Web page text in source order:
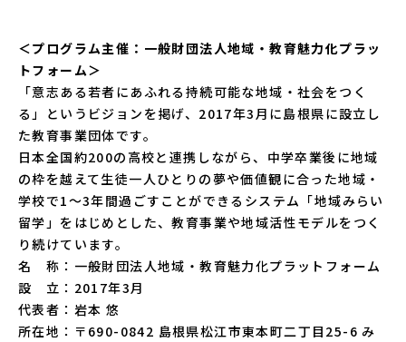
＜プログラム主催：一般財団法人地域・教育魅力化プラッ
トフォーム＞
「意志ある若者にあふれる持続可能な地域・社会をつく
る」というビジョンを掲げ、2017年3月に島根県に設立し
た教育事業団体です。
日本全国約200の高校と連携しながら、中学卒業後に地域
の枠を越えて生徒一人ひとりの夢や価値観に合った地域・
学校で1〜3年間過ごすことができるシステム「地域みらい
留学」をはじめとした、教育事業や地域活性モデルをつく
り続けています。
名 称：一般財団法人地域・教育魅力化プラットフォーム
設 立：2017年3月
代表者：岩本 悠
所在地：〒690-0842 島根県松江市東本町二丁目25-6 み